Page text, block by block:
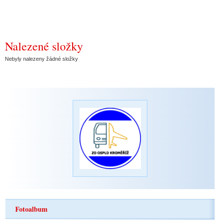
Nalezené složky
Nebyly nalezeny žádné složky
Fotoalbum